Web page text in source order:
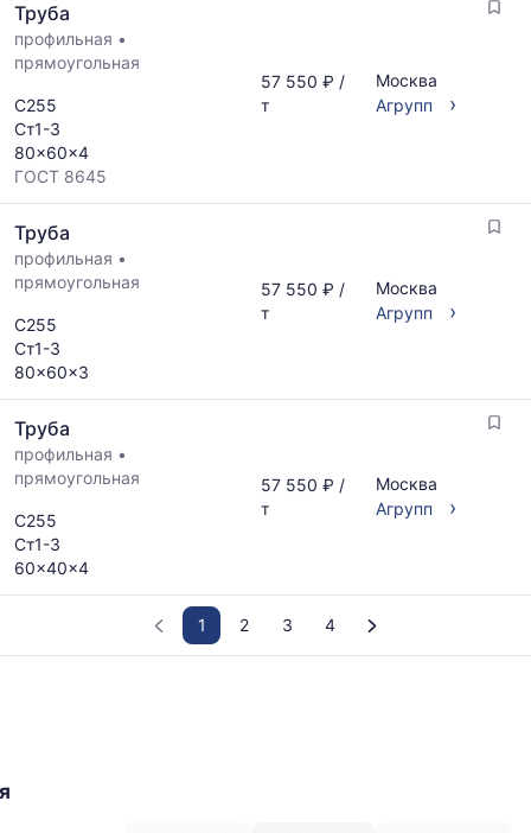
Труба
профильная •
прямоугольная
С255
Ст1-3
80x60x4
ГОСТ 8645
57 550 ₽ /
т
Москва
Агрупп
›
Труба
профильная •
прямоугольная
С255
Ст1-3
80x60x3
57 550 ₽ /
т
Москва
Агрупп
›
Труба
профильная •
прямоугольная
С255
Ст1-3
60x40x4
57 550 ₽ /
т
Москва
Агрупп
›
1 2 3 4